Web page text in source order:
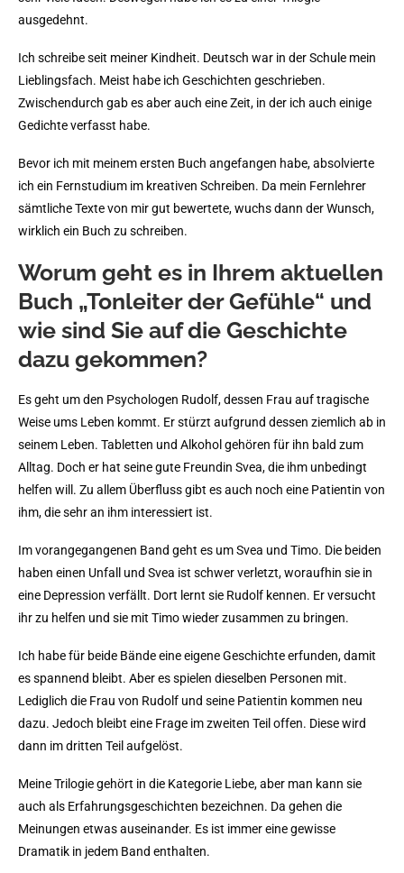
ausgedehnt.
Ich schreibe seit meiner Kindheit. Deutsch war in der Schule mein
Lieblingsfach. Meist habe ich Geschichten geschrieben.
Zwischendurch gab es aber auch eine Zeit, in der ich auch einige
Gedichte verfasst habe.
Bevor ich mit meinem ersten Buch angefangen habe, absolvierte
ich ein Fernstudium im kreativen Schreiben. Da mein Fernlehrer
sämtliche Texte von mir gut bewertete, wuchs dann der Wunsch,
wirklich ein Buch zu schreiben.
Worum geht es in Ihrem aktuellen
Buch „Tonleiter der Gefühle“ und
wie sind Sie auf die Geschichte
dazu gekommen?
Es geht um den Psychologen Rudolf, dessen Frau auf tragische
Weise ums Leben kommt. Er stürzt aufgrund dessen ziemlich ab in
seinem Leben. Tabletten und Alkohol gehören für ihn bald zum
Alltag. Doch er hat seine gute Freundin Svea, die ihm unbedingt
helfen will. Zu allem Überfluss gibt es auch noch eine Patientin von
ihm, die sehr an ihm interessiert ist.
Im vorangegangenen Band geht es um Svea und Timo. Die beiden
haben einen Unfall und Svea ist schwer verletzt, woraufhin sie in
eine Depression verfällt. Dort lernt sie Rudolf kennen. Er versucht
ihr zu helfen und sie mit Timo wieder zusammen zu bringen.
Ich habe für beide Bände eine eigene Geschichte erfunden, damit
es spannend bleibt. Aber es spielen dieselben Personen mit.
Lediglich die Frau von Rudolf und seine Patientin kommen neu
dazu. Jedoch bleibt eine Frage im zweiten Teil offen. Diese wird
dann im dritten Teil aufgelöst.
Meine Trilogie gehört in die Kategorie Liebe, aber man kann sie
auch als Erfahrungsgeschichten bezeichnen. Da gehen die
Meinungen etwas auseinander. Es ist immer eine gewisse
Dramatik in jedem Band enthalten.